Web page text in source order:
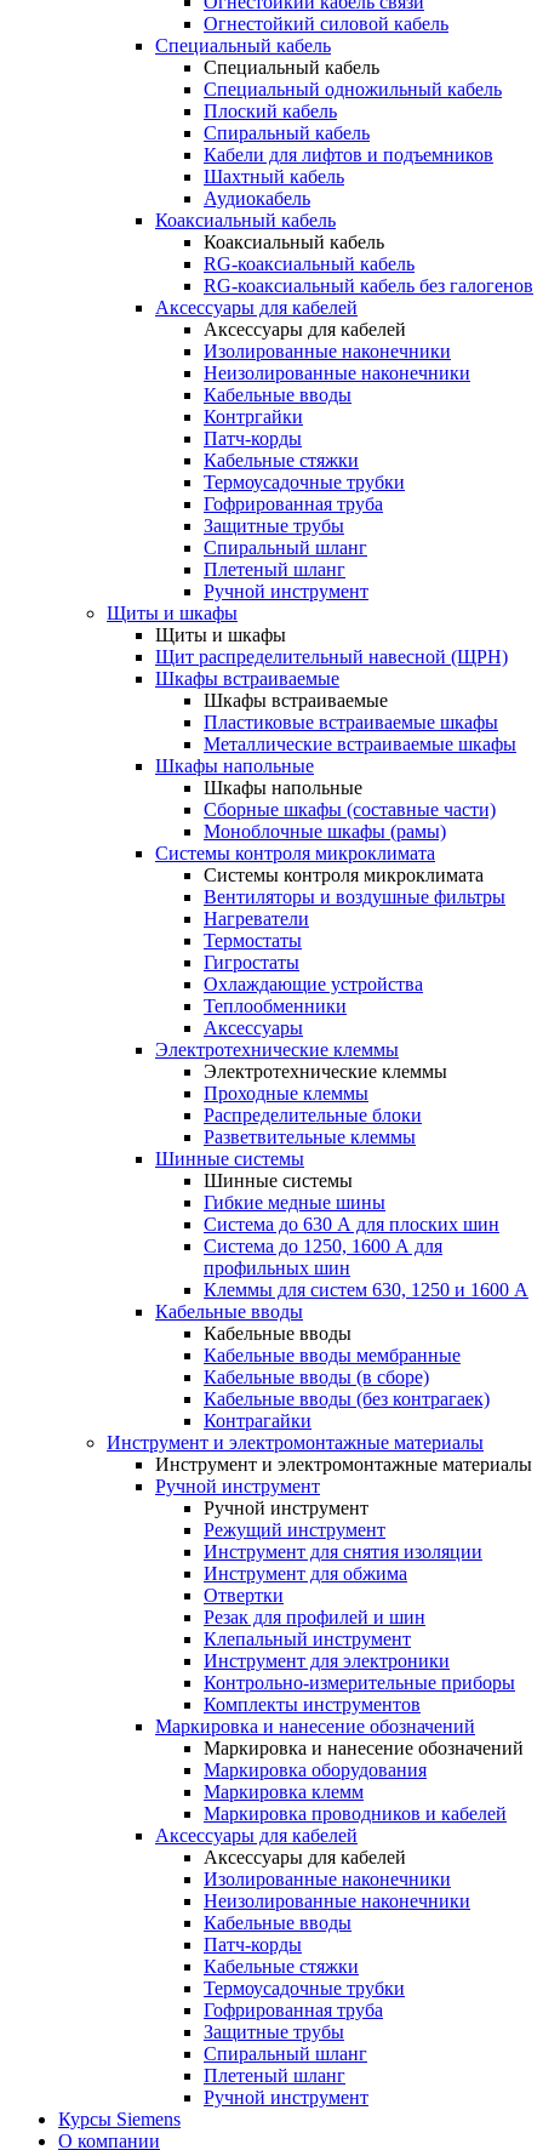
Огнестойкий силовой кабель
Специальный кабель
Специальный кабель
Специальный одножильный кабель
Плоский кабель
Спиральный кабель
Кабели для лифтов и подъемников
Шахтный кабель
Аудиокабель
Коаксиальный кабель
Коаксиальный кабель
RG-коаксиальный кабель
RG-коаксиальный кабель без галогенов
Аксессуары для кабелей
Аксессуары для кабелей
Изолированные наконечники
Неизолированные наконечники
Кабельные вводы
Контргайки
Патч-корды
Кабельные стяжки
Термоусадочные трубки
Гофрированная труба
Защитные трубы
Спиральный шланг
Плетеный шланг
Ручной инструмент
Щиты и шкафы
Щиты и шкафы
Щит распределительный навесной (ЩРН)
Шкафы встраиваемые
Шкафы встраиваемые
Пластиковые встраиваемые шкафы
Металлические встраиваемые шкафы
Шкафы напольные
Шкафы напольные
Сборные шкафы (составные части)
Моноблочные шкафы (рамы)
Системы контроля микроклимата
Системы контроля микроклимата
Вентиляторы и воздушные фильтры
Нагреватели
Термостаты
Гигростаты
Охлаждающие устройства
Теплообменники
Аксессуары
Электротехнические клеммы
Электротехнические клеммы
Проходные клеммы
Распределительные блоки
Разветвительные клеммы
Шинные системы
Шинные системы
Гибкие медные шины
Система до 630 А для плоских шин
Система до 1250, 1600 А для
профильных шин
Клеммы для систем 630, 1250 и 1600 А
Кабельные вводы
Кабельные вводы
Кабельные вводы мембранные
Кабельные вводы (в сборе)
Кабельные вводы (без контрагаек)
Контрагайки
Инструмент и электромонтажные материалы
Инструмент и электромонтажные материалы
Ручной инструмент
Ручной инструмент
Режущий инструмент
Инструмент для снятия изоляции
Инструмент для обжима
Отвертки
Резак для профилей и шин
Клепальный инструмент
Инструмент для электроники
Контрольно-измерительные приборы
Комплекты инструментов
Маркировка и нанесение обозначений
Маркировка и нанесение обозначений
Маркировка оборудования
Маркировка клемм
Маркировка проводников и кабелей
Аксессуары для кабелей
Аксессуары для кабелей
Изолированные наконечники
Неизолированные наконечники
Кабельные вводы
Патч-корды
Кабельные стяжки
Термоусадочные трубки
Гофрированная труба
Защитные трубы
Спиральный шланг
Плетеный шланг
Ручной инструмент
Курсы Siemens
О компании